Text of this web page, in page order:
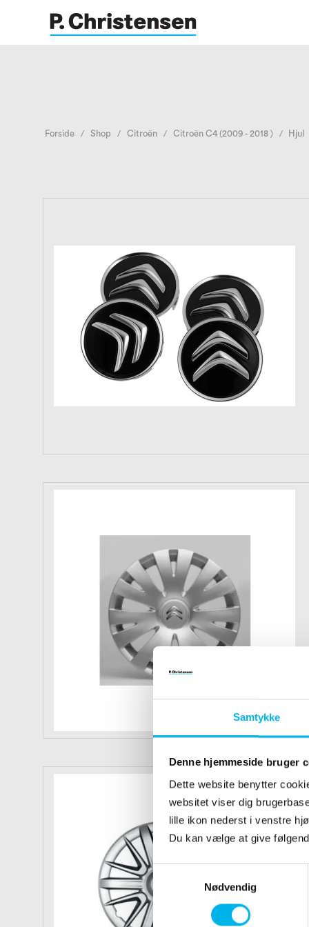
Samtykke
Denne hjemmeside bruger
Dette website benytter
websitet viser dig
lille ikon nederst i venstre
Du kan vælge at give
S
a
m
Nødvendig
Forside / Shop / Citroën / Citroën C4 (2009 - 2018 ) / Hjul